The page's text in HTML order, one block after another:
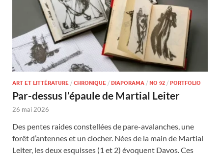
ART ET LITTÉRATURE / CHRONIQUE / DIAPORAMA / NO 92 / PORTFOLIO
Par-dessus l’épaule de Martial Leiter
26 mai 2026
Des pentes raides constellées de pare-avalanches, une
forêt d’antennes et un clocher. Nées de la main de Martial
Leiter, les deux esquisses (1 et 2) évoquent Davos. Ces